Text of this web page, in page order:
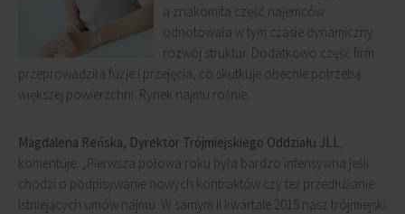
a znakomita część najemców
odnotowała w tym czasie dynamiczny
rozwój struktur. Dodatkowo część firm
przeprowadziła fuzje i przejęcia, co skutkuje obecnie potrzebą
większej powierzchni. Rynek najmu rośnie.
Magdalena Reńska, Dyrektor Trójmiejskiego Oddziału JLL,
komentuje: „Pierwsza połowa roku była bardzo intensywna jeśli
chodzi o podpisywanie nowych kontraktów czy też przedłużanie
istniejących umów najmu. W samym II kwartale 2015 nasz trójmiejski